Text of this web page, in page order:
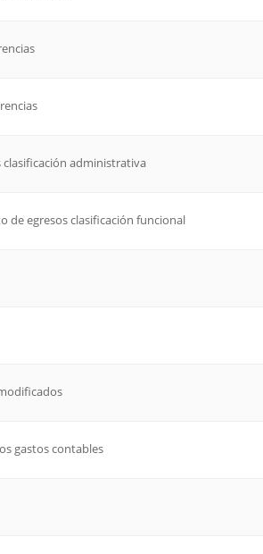
clasificación administrativa
de egresos clasificación funcional
gastos contables